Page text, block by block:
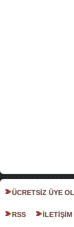
ÜCRETSİZ ÜYE OL
RSS İLETİŞİM